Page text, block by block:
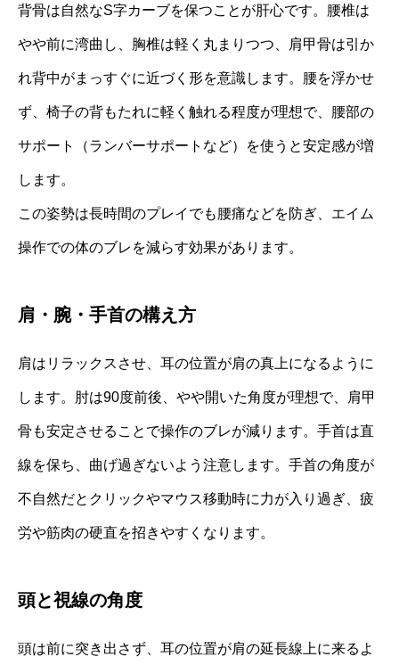
背骨は自然なS字カーブを保つことが肝心です。腰椎は
やや前に湾曲し、胸椎は軽く丸まりつつ、肩甲骨は引か
れ背中がまっすぐに近づく形を意識します。腰を浮かせ
ず、椅子の背もたれに軽く触れる程度が理想で、腰部の
サポート（ランバーサポートなど）を使うと安定感が増
します。
この姿勢は長時間のプレイでも腰痛などを防ぎ、エイム
操作での体のブレを減らす効果があります。
肩・腕・手首の構え方
肩はリラックスさせ、耳の位置が肩の真上になるように
します。肘は90度前後、やや開いた角度が理想で、肩甲
骨も安定させることで操作のブレが減ります。手首は直
線を保ち、曲げ過ぎないよう注意します。手首の角度が
不自然だとクリックやマウス移動時に力が入り過ぎ、疲
労や筋肉の硬直を招きやすくなります。
頭と視線の角度
頭は前に突き出さず、耳の位置が肩の延長線上に来るよ